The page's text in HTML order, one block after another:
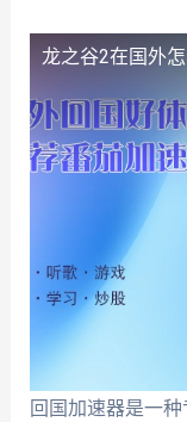
龙之谷2在国外
回国加速器是一